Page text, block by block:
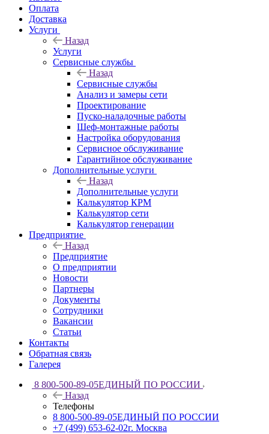
Оплата
Доставка
Услуги
Назад
Услуги
Сервисные службы
Назад
Сервисные службы
Анализ и замеры сети
Проектирование
Пуско-наладочные работы
Шеф-монтажные работы
Настройка оборудования
Сервисное обслуживание
Гарантийное обслуживание
Дополнительные услуги
Назад
Дополнительные услуги
Калькулятор КРМ
Калькулятор сети
Калькулятор генерации
Предприятие
Назад
Предприятие
О предприятии
Новости
Партнеры
Документы
Сотрудники
Вакансии
Статьи
Контакты
Обратная связь
Галерея
8 800-500-89-05ЕДИНЫЙ ПО РОССИИ
Назад
Телефоны
8 800-500-89-05ЕДИНЫЙ ПО РОССИИ
+7 (499) 653-62-02г. Москва